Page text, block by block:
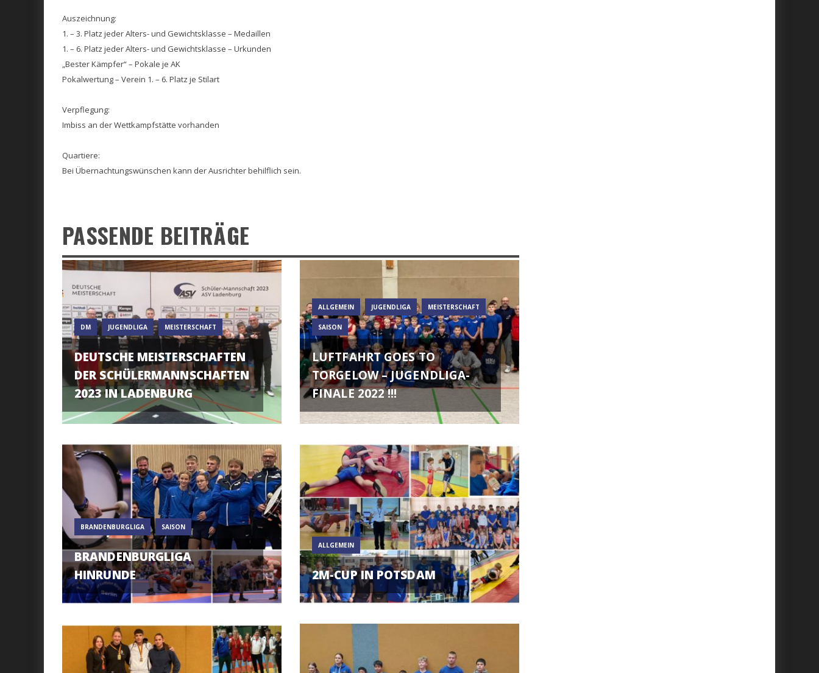
Auszeichnung:
1. – 3. Platz jeder Alters- und Gewichtsklasse – Medaillen
1. – 6. Platz jeder Alters- und Gewichtsklasse – Urkunden
„Bester Kämpfer“ – Pokale je AK
Pokalwertung – Verein 1. – 6. Platz je Stilart
Verpflegung:
Imbiss an der Wettkampfstätte vorhanden
Quartiere:
Bei Übernachtungswünschen kann der Ausrichter behilflich sein.
PASSENDE BEITRÄGE
DM JUGENDLIGA MEISTERSCHAFT
DEUTSCHE MEISTERSCHAFTEN
DER SCHÜLERMANNSCHAFTEN
2023 IN LADENBURG
ALLGEMEIN JUGENDLIGA MEISTERSCHAFT
SAISON
LUFTFAHRT GOES TO
TORGELOW – JUGENDLIGA-
FINALE 2022 !!!
BRANDENBURGLIGA SAISON
BRANDENBURGLIGA
HINRUNDE
ALLGEMEIN
2M-CUP IN POTSDAM